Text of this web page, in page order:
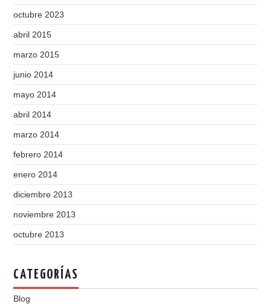
octubre 2023
abril 2015
marzo 2015
junio 2014
mayo 2014
abril 2014
marzo 2014
febrero 2014
enero 2014
diciembre 2013
noviembre 2013
octubre 2013
CATEGORÍAS
Blog